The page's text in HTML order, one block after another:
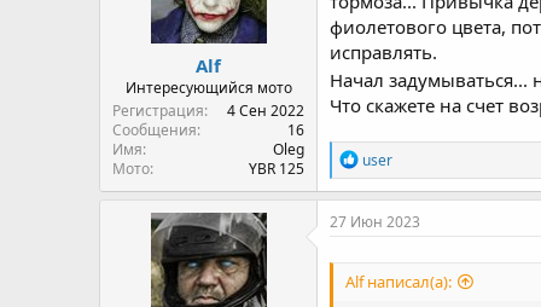
Alf
Интересующийся мото
Регистрация
4 Сен 2022
Сообщения
16
Имя
Oleg
Мото
YBR 125
фиолетового цвета,
исправлять.
Начал задумываться...
Что скажете на счет
R
e
a
c
o
n
user
27 Июн 2023
Alf написал(а):